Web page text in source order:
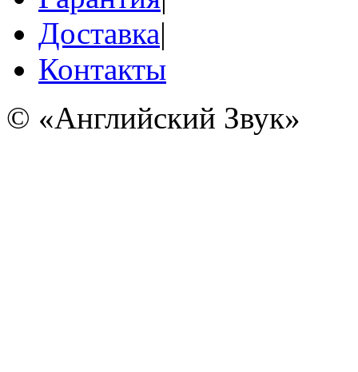
Доставка|
Контакты
© «Английский Звук»